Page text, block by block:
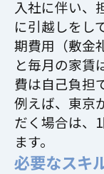
入社に伴い、
に引越しをし
期費用（敷金
と毎月の家賃
費は自己負担
例えば、東京
だく場合は、
ます。
必要なスキ